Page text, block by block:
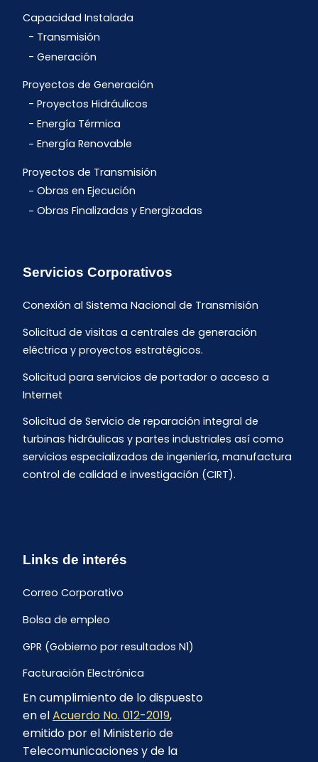
Capacidad Instalada
Transmisión
Generación
Proyectos de Generación
Proyectos Hidráulicos
Energía Térmica
Energía Renovable
Proyectos de Transmisión
Obras en Ejecución
Obras Finalizadas y Energizadas
Servicios Corporativos
Conexión al Sistema Nacional de Transmisión
Solicitud de visitas a centrales de generación
eléctrica y proyectos estratégicos.
Solicitud para servicios de portador o acceso a
Internet
Solicitud de Servicio de reparación integral de
turbinas hidráulicas y partes industriales así como
servicios especializados de ingeniería, manufactura
control de calidad e investigación (CIRT).
Links de interés
Correo Corporativo
Bolsa de empleo
GPR (Gobierno por resultados N1)
Facturación Electrónica
Archivo Histórico de Facturación
Portal Ambiental y Social
Proyecto Geotérmico Chachimbiro
En cumplimiento de lo dispuesto
en elAcuerdo No. 012-2019,
emitido por el Ministerio de
Telecomunicaciones y de la